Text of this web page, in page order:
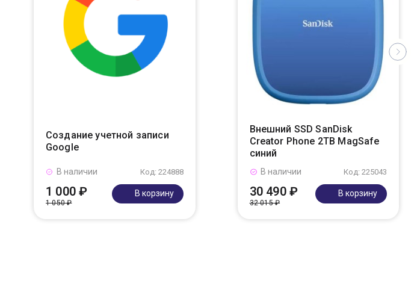
Создание учетной записи
Google
Код: 224888
В наличии
1 000 ₽
1 050 ₽
В корзину
Внешний SSD SanDisk
Creator Phone 2TB MagSafe
синий
Код: 225043
В наличии
30 490 ₽
32 015 ₽
В корзину